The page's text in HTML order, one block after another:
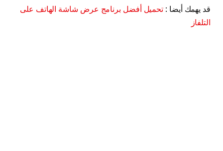
قد يهمك أيضا : تحميل أفضل برنامج عرض شاشة الهاتف على
التلفاز